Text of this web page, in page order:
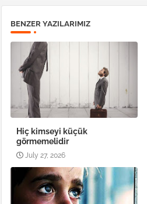
BENZER YAZILARIMIZ
Hiç kimseyi küçük
görmemelidir
July 27, 2026